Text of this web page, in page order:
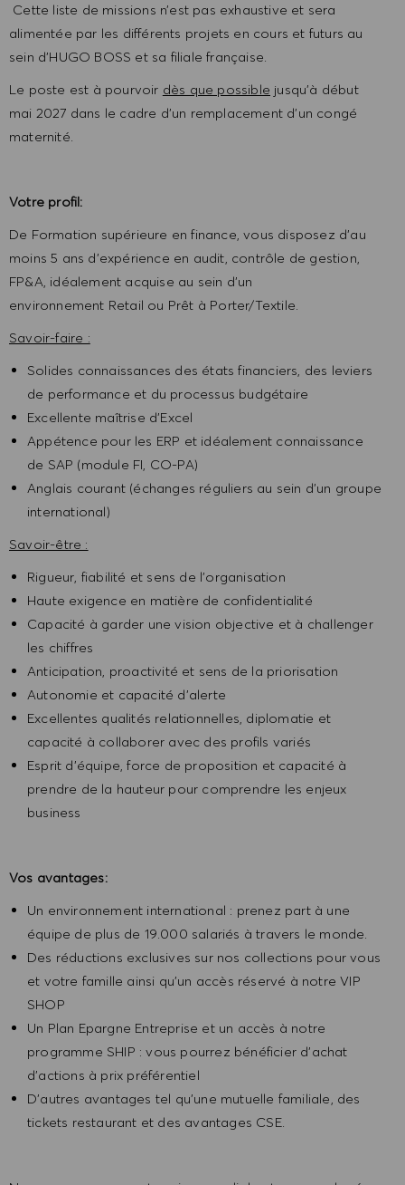
Cette liste de missions n’est pas exhaustive et sera
alimentée par les différents projets en cours et futurs au
sein d’HUGO BOSS et sa filiale française.
Le poste est à pourvoir dès que possible jusqu’à début
mai 2027 dans le cadre d’un remplacement d’un congé
maternité.
Votre profil:
De Formation supérieure en finance, vous disposez d’au
moins 5 ans d’expérience en audit, contrôle de gestion,
FP&A, idéalement acquise au sein d’un
environnement Retail ou Prêt à Porter/Textile.
Savoir-faire :
Solides connaissances des états financiers, des leviers
de performance et du processus budgétaire
Excellente maîtrise d’Excel
Appétence pour les ERP et idéalement connaissance
de SAP (module FI, CO-PA)
Anglais courant (échanges réguliers au sein d’un groupe
international)
Savoir-être :
Rigueur, fiabilité et sens de l’organisation
Haute exigence en matière de confidentialité
Capacité à garder une vision objective et à challenger
les chiffres
Anticipation, proactivité et sens de la priorisation
Autonomie et capacité d’alerte
Excellentes qualités relationnelles, diplomatie et
capacité à collaborer avec des profils variés
Esprit d’équipe, force de proposition et capacité à
prendre de la hauteur pour comprendre les enjeux
business
Vos avantages:
Un environnement international : prenez part à une
équipe de plus de 19.000 salariés à travers le monde.
Des réductions exclusives sur nos collections pour vous
et votre famille ainsi qu’un accès réservé à notre VIP
SHOP
Un Plan Epargne Entreprise et un accès à notre
programme SHIP : vous pourrez bénéficier d’achat
d’actions à prix préférentiel
D’autres avantages tel qu’une mutuelle familiale, des
tickets restaurant et des avantages CSE.